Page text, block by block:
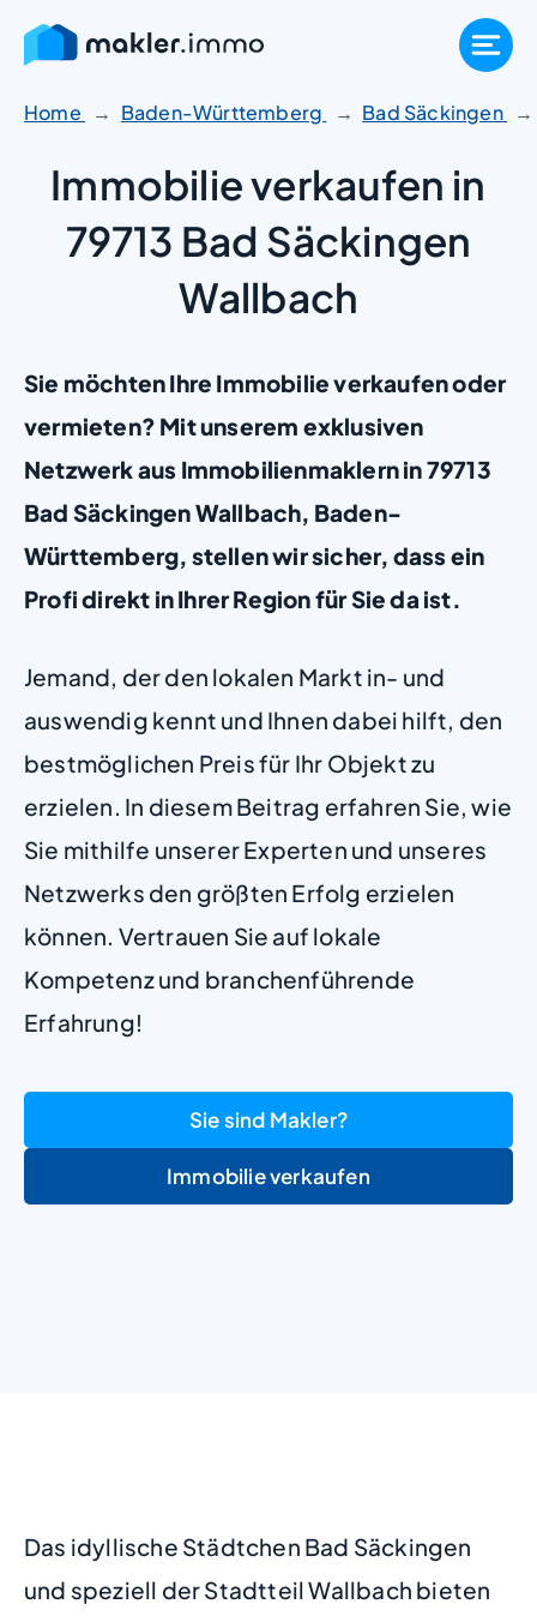
Zum
Inhalt
springen
Home Baden-Württemberg Bad Säckingen
Immobilie verkaufen in
79713 Bad Säckingen
Wallbach
Sie möchten Ihre Immobilie verkaufen oder
vermieten? Mit unserem exklusiven
Netzwerk aus Immobilienmaklern in 79713
Bad Säckingen Wallbach, Baden-
Württemberg, stellen wir sicher, dass ein
Profi direkt in Ihrer Region für Sie da ist.
Jemand, der den lokalen Markt in- und
auswendig kennt und Ihnen dabei hilft, den
bestmöglichen Preis für Ihr Objekt zu
erzielen. In diesem Beitrag erfahren Sie, wie
Sie mithilfe unserer Experten und unseres
Netzwerks den größten Erfolg erzielen
können. Vertrauen Sie auf lokale
Kompetenz und branchenführende
Erfahrung!
Sie sind Makler?
Immobilie verkaufen
Das idyllische Städtchen Bad Säckingen
und speziell der Stadtteil Wallbach bieten